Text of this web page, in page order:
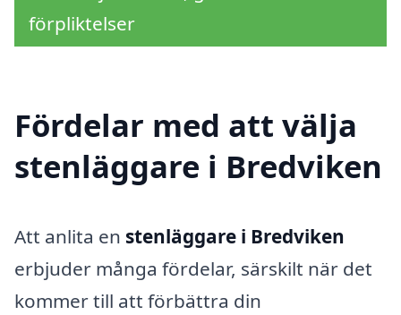
förpliktelser
Fördelar med att välja
stenläggare i Bredviken
Att anlita en stenläggare i Bredviken
erbjuder många fördelar, särskilt när det
kommer till att förbättra din